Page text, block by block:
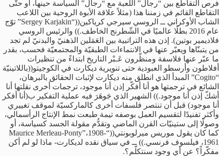
فرص التقاطع بين “رجال” اللعبة مع “رجال” السياسة حينها، أو حتّى
التقاطع القائم في زمننا هذا (مثلاً علاقة الأبوة الروحية بين اللاعب
الشاب الأوكراني ــ الروسي سيرجي كرياكين((“Sergey Karjakin” توّج
عام 2016 بطلًا عالميًا في الشّطرنج الخاطف.)) والرئيس الروسي
فلاديمير بوتين). إذن هذه التراتبية بين العَمَلين الذهنيّ والبدنيّ لم تجد
من يتبنّاها ويعبّر عنها في الانتماءات الطبقيّة والمجتمعيّة فحسب، بقدر
ما عبّر عنها فلاسفة ومنظّرون عَـبْر التاريخ ابتداءً من تنظيرات
أفلاطون وأرسطو العبودية حتى تنويرية ديكارت في الكوجيتو((باللاتينيّة
“Cogito” المبدأ الذي انطلق منه ديكارت لإثبات الحقائق بالبرهان،
الشائع في ترجمتها هو أنا أفكّر إذن أنا موجود، ترجمات أخرى نقلتها أنا
أشكّ إذن أنا موجود.)) الشهير الذي جَوهَرَ فيه عملية التفكير ب(أنا أفكر
أنا موجود) قبل أن تنتصر فلسفات أخرى كالماركسيّة لموقف تغييري
وأكثر تفنيدًا لتقسيم العمل بوصفه تيمة طبعت نمط الإنتاج الرأسمالي،
وصولًا إلى ستينيّات القرن الماضي وتقدُّم مقولة الجسد كسياسة، أو
كما كان يقول موريس ميرلوبونتي((“Maurice Merleau-Ponty”،1908-
1961، فيلسوف فرنسي.)) ــ في سياق نقده لديكارت- ماذا لو لم أكن
مفكّراً؟ عن أي وجود سنتكلّم؟.